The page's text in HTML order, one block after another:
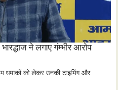
ने लगाए गंम्भीर आरोप
धमाकों को लेकर उनकी टाइमिंग और